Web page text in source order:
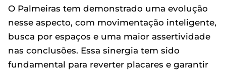
O Palmeiras tem demonstrado uma evolução
nesse aspecto, com movimentação inteligente,
busca por espaços e uma maior assertividade
nas conclusões. Essa sinergia tem sido
fundamental para reverter placares e garantir